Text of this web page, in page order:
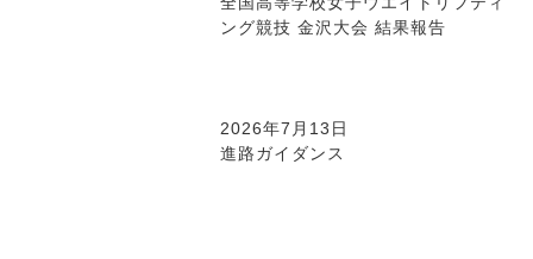
ング競技 金沢大会 結果報告
2026年7月13日
進路ガイダンス